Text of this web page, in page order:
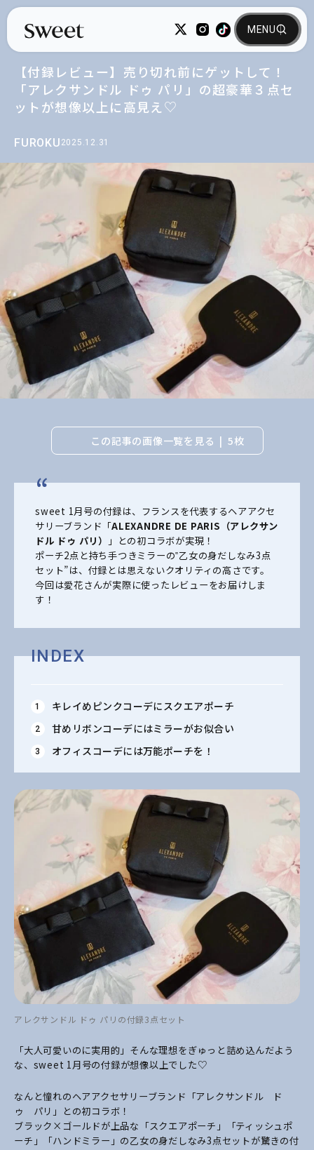
FUROKU 2025.12.31
【付録レビュー】売り切れ前にゲットして！
「アレクサンドル ドゥ パリ」の超豪華３点セ
ットが想像以上に高見え♡
この記事の画像一覧を見る 5枚
sweet 1月号の付録は、フランスを代表するヘアアクセ
サリーブランド「ALEXANDRE DE PARIS（アレクサン
ドル ドゥ パリ）
」との初コラボが実現！
ポーチ2点と持ち手つきミラーの‟乙女の身だしなみ3点
セット”は、付録とは思えないクオリティの高さです。
今回は愛花さんが実際に使ったレビューをお届けしま
す！
INDEX
キレイめピンクコーデにスクエアポーチ
甘めリボンコーデにはミラーがお似合い
オフィスコーデには万能ポーチを！
アレクサンドル ドゥ パリの付録3点セット
「大人可愛いのに実用的」そんな理想をぎゅっと詰め込んだよう
な、sweet 1月号の付録が想像以上でした♡
なんと憧れのヘアアクセサリーブランド「アレクサンドル ド
ゥ パリ」との初コラボ！
ブラック×ゴールドが上品な「スクエアポーチ」「ティッシュポ
ーチ」「ハンドミラー」の乙女の身だしなみ3点セットが驚きの付